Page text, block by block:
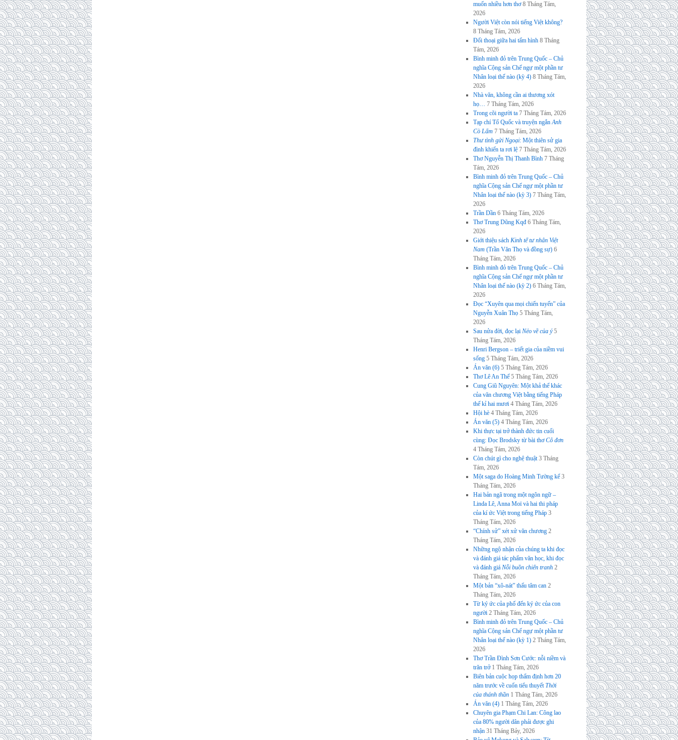
muốn nhiều hơn thơ 8 Tháng Tám,
2026
Người Việt còn nói tiếng Việt không?
8 Tháng Tám, 2026
Đối thoại giữa hai tấm hình 8 Tháng
Tám, 2026
Bình minh đỏ trên Trung Quốc – Chủ
nghĩa Cộng sản Chế ngự một phần tư
Nhân loại thế nào (kỳ 4) 8 Tháng Tám,
2026
Nhà văn, không cần ai thương xót
họ… 7 Tháng Tám, 2026
Trong cõi người ta 7 Tháng Tám, 2026
Tạp chí Tổ Quốc và truyện ngắnAnh
Cò Lấm 7 Tháng Tám, 2026
Thư tình gửi Ngoại: Một thiên sử gia
đình khiến ta rơi lệ 7 Tháng Tám, 2026
Thơ Nguyễn Thị Thanh Bình 7 Tháng
Tám, 2026
Bình minh đỏ trên Trung Quốc – Chủ
nghĩa Cộng sản Chế ngự một phần tư
Nhân loại thế nào (kỳ 3) 7 Tháng Tám,
2026
Trần Dần 6 Tháng Tám, 2026
Thơ Trung Dũng Kqđ 6 Tháng Tám,
2026
Giới thiệu sách Kinh tế tư nhân Việt
Nam (Trần Văn Thọ và đồng sự) 6
Tháng Tám, 2026
Bình minh đỏ trên Trung Quốc – Chủ
nghĩa Cộng sản Chế ngự một phần tư
Nhân loại thế nào (kỳ 2) 6 Tháng Tám,
2026
Đọc “Xuyên qua mọi chiến tuyến” của
Nguyễn Xuân Thọ 5 Tháng Tám,
2026
Sau nửa đời, đọc lại Nẻo về của ý 5
Tháng Tám, 2026
Henri Bergson – triết gia của niềm vui
sống 5 Tháng Tám, 2026
Án văn (6) 5 Tháng Tám, 2026
Thơ Lê An Thế 5 Tháng Tám, 2026
Cung Giũ Nguyên: Một khả thể khác
của văn chương Việt bằng tiếng Pháp
thế kỉ hai mươi 4 Tháng Tám, 2026
Hội hè 4 Tháng Tám, 2026
Án văn (5) 4 Tháng Tám, 2026
Khi thực tại trở thành đức tin cuối
cùng: Đọc Brodsky từ bài thơCô đơn
4 Tháng Tám, 2026
Còn chút gì cho nghệ thuật 3 Tháng
Tám, 2026
Một saga do Hoàng Minh Tường kể 3
Tháng Tám, 2026
Hai bản ngã trong một ngôn ngữ –
Linda Lê, Anna Moï và hai thi pháp
của kí ức Việt trong tiếng Pháp 3
Tháng Tám, 2026
“Chính sử” xét xử văn chương 2
Tháng Tám, 2026
Những ngộ nhận của chúng ta khi đọc
và đánh giá tác phẩm văn học, khi đọc
và đánh giá Nỗi buồn chiến tranh 2
Tháng Tám, 2026
Một bản “xô-nát” thấu tâm can 2
Tháng Tám, 2026
Từ ký ức của phố đến ký ức của con
người 2 Tháng Tám, 2026
Bình minh đỏ trên Trung Quốc – Chủ
nghĩa Cộng sản Chế ngự một phần tư
Nhân loại thế nào (kỳ 1) 2 Tháng Tám,
2026
Thơ Trần Đình Sơn Cước: nỗi niềm và
trăn trở 1 Tháng Tám, 2026
Biên bản cuộc họp thẩm định hơn 20
năm trước về cuốn tiểu thuyếtThời
của thánh thần 1 Tháng Tám, 2026
Án văn (4) 1 Tháng Tám, 2026
Chuyên gia Phạm Chi Lan: Công lao
của 80% người dân phải được ghi
nhận 31 Tháng Bảy, 2026